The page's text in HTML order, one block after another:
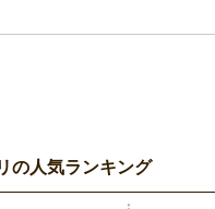
の人気ランキング